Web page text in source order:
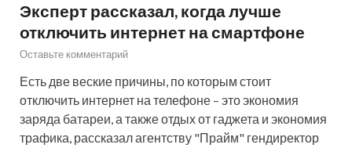
Эксперт рассказал, когда лучше
отключить интернет на смартфоне
Оставьте комментарий
Есть две веские причины, по которым стоит
отключить интернет на телефоне – это экономия
заряда батареи, а также отдых от гаджета и экономия
трафика, рассказал агентству "Прайм" гендиректор